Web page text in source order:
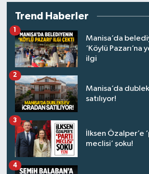
Trend Haberler
Manisa’da
‘Köylü Pazarı’na
ilgi
1
Manisa’da
satılıyor!
2
İlksen Özalper’e
meclisi’ şoku!
3
4